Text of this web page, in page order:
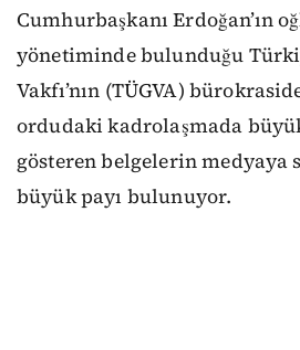
Cumhurbaşkanı Erdoğan’ın
yönetiminde bulunduğu
Vakfı’nın (TÜGVA)
ordudaki kadrolaşmada
gösteren belgelerin medyaya
büyük payı bulunuyor.